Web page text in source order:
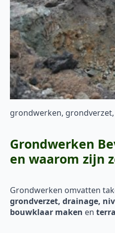
grondwerken,
Grondwerken
en waarom zijn
Grondwerken omvatten
grondverzet, drainage,
bouwklaar maken en